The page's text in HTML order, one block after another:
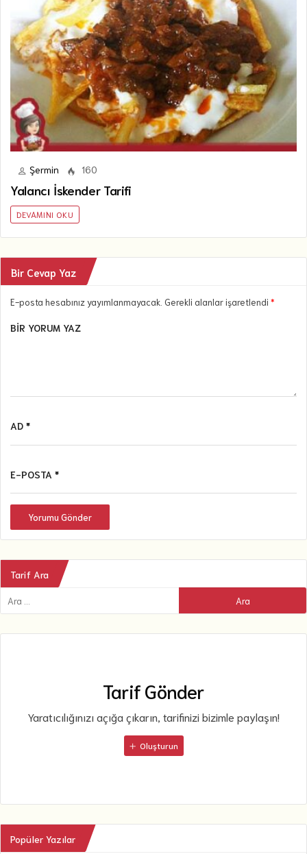
Şermin 160
Yalancı İskender Tarifi
DEVAMINI OKU
Bir Cevap Yaz
E-posta hesabınız yayımlanmayacak. Gerekli alanlar işaretlendi *
BIR YORUM YAZ
AD *
E-POSTA *
Yorumu Gönder
Tarif Ara
Tarif Gönder
Yaratıcılığınızı açığa çıkarın, tarifinizi bizimle paylaşın!
Oluşturun
Popüler Yazılar